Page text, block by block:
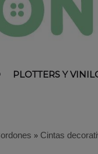
PLOTTERS Y
»Cintas